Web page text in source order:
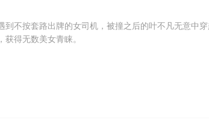
不按套路出牌的女司机，被撞之后的叶不凡无意中
得无数美女青睐。